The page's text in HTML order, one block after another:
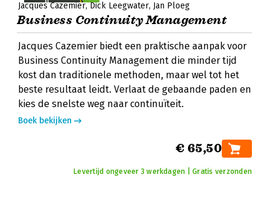
Jacques Cazemier Dick Leegwater Jan Ploeg
Business Continuity Management
Jacques Cazemier biedt een praktische aanpak voor
Business Continuity Management die minder tijd
kost dan traditionele methoden, maar wel tot het
beste resultaat leidt. Verlaat de gebaande paden en
kies de snelste weg naar continuïteit.
Boek bekijken
€ 65,50
Levertijd ongeveer 3 werkdagen | Gratis verzonden